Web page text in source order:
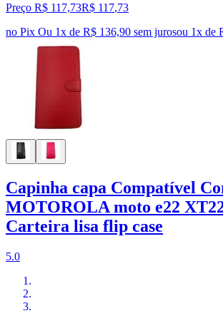
Preço R$ 117,73R$ 117,73
no Pix Ou 1x de R$ 136,90 sem jurosou 1x de
Capinha capa Compatível
MOTOROLA moto e22
Carteira lisa flip case
5.0